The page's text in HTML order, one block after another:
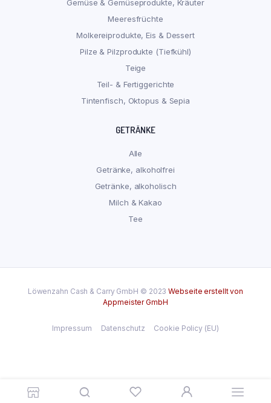
Gemüse & Gemüseprodukte, Kräuter
Meeresfrüchte
Molkereiprodukte, Eis & Dessert
Pilze & Pilzprodukte (Tiefkühl)
Teige
Teil- & Fertiggerichte
Tintenfisch, Oktopus & Sepia
GETRÄNKE
Alle
Getränke, alkoholfrei
Getränke, alkoholisch
Milch & Kakao
Tee
Löwenzahn Cash & Carry GmbH © 2023Webseite erstellt von
Appmeister GmbH
Impressum Datenschutz Cookie Policy (EU)